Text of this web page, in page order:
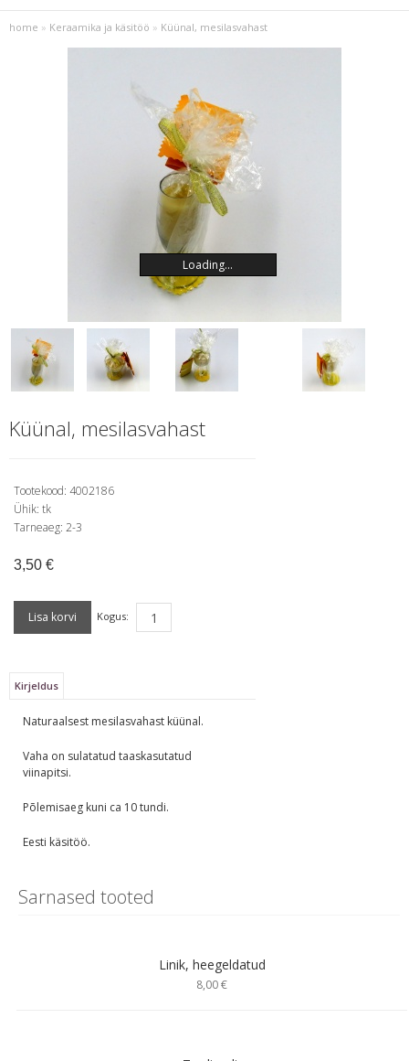
home » Keraamika ja käsitöö » Küünal, mesilasvahast
Loading...
Küünal, mesilasvahast
Tootekood: 4002186
Ühik: tk
Tarneaeg: 2-3
3,50 €
Kogus:
Kirjeldus
Naturaalsest mesilasvahast küünal.
Vaha on sulatatud taaskasutatud
viinapitsi.
Põlemisaeg kuni ca 10 tundi.
Eesti käsitöö.
Sarnased tooted
Linik, heegeldatud
8,00 €